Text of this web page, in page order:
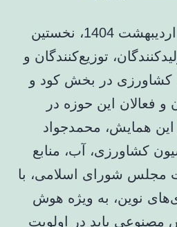
در روز چهارشنبه، 10 اردیبهشت 1404، نخستین
توزیع‌کنندگان و
کشاورزی در بخش کود و
فعالان این حوزه در
همایش، محمدجواد
کشاورزی، آب، منابع
شورای اسلامی، با
نوین، به ویژه هوش
باید در اولویت